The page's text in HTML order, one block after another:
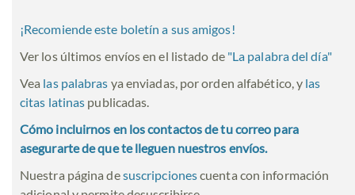
¡Recomiende este boletín a sus amigos!
Ver los últimos envíos en el listado de "La palabra del día"
Vea las palabras ya enviadas, por orden alfabético, y las
citas latinas publicadas.
Cómo incluirnos en los contactos de tu correo para
asegurarte de que te lleguen nuestros envíos.
Nuestra página desuscripcionescuenta con información